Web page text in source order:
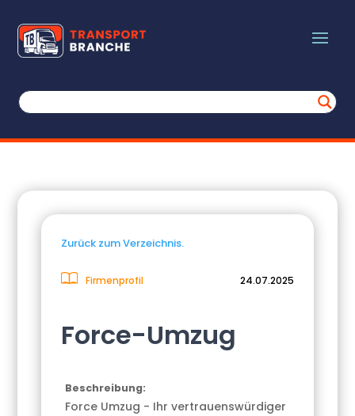
Zurück zum Verzeichnis.
Firmenprofil 24.07.2025
Force-Umzug
Beschreibung:
Force Umzug - Ihr vertrauenswürdiger